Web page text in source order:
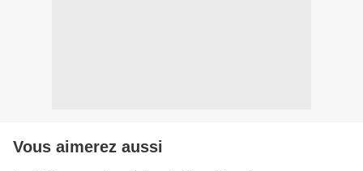
Vous aimerez aussi